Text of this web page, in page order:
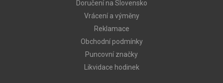
Doručení na Slovensko
Vrácení a výměny
Reklamace
Obchodní podmínky
Puncovní značky
Likvidace hodinek